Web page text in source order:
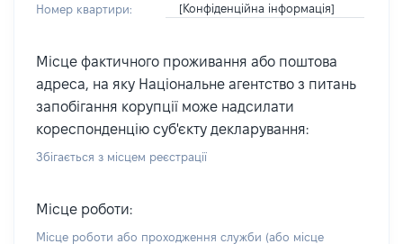
Номер квартири: [Конфіденційна інформація]
Місце фактичного проживання або поштова
адреса, на яку Національне агентство з питань
запобігання корупції може надсилати
кореспонденцію суб'єкту декларування:
Збігається з місцем реєстрації
Місце роботи:
Місце роботи або проходження служби (або місце